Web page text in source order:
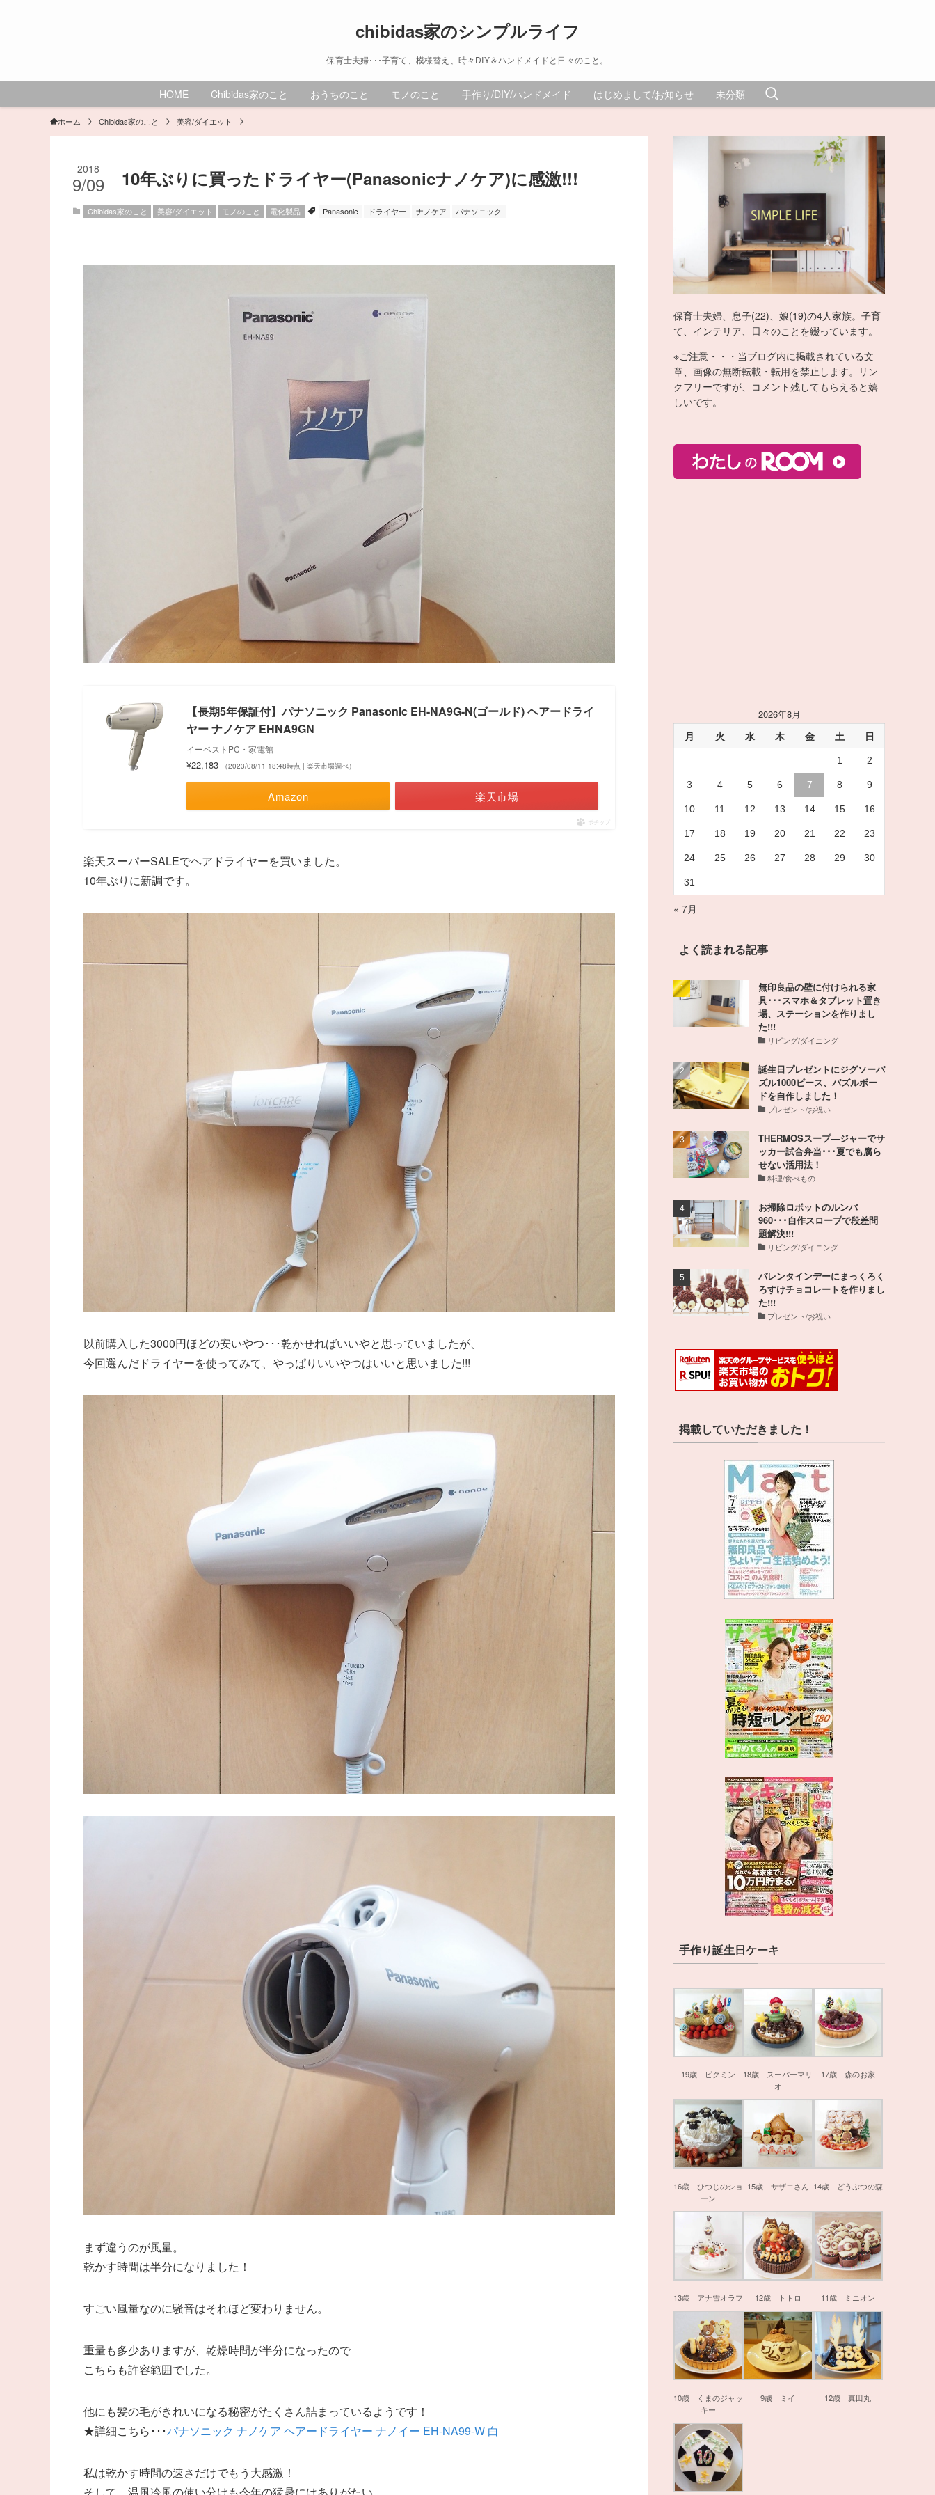
chibidas家のシンプルライフ
保育士夫婦･･･子育て、模様替え、時々DIY＆ハンドメイドと日々のこと。
HOME Chibidas家のこと おうちのこと モノのこと 手作り/DIY/ハンドメイド はじめまして/お知らせ 未分類
ホーム Chibidas家のこと 美容/ダイエット
10年ぶりに買ったドライヤー(Panasonicナノケア)に感激!!!
2018
9/09
Chibidas家のこと 美容/ダイエット モノのこと 電化製品 Panasonic ドライヤー ナノケア パナソニック
【長期5年保証付】パナソニック Panasonic EH-NA9G-N(ゴールド) ヘアードライ
ヤー ナノケア EHNA9GN
イーベストPC・家電館
¥22,183 （2023/08/11 18:48時点 | 楽天市場調べ）
Amazon 楽天市場
ポチップ
楽天スーパーSALEでヘアドライヤーを買いました。
10年ぶりに新調です。
以前購入した3000円ほどの安いやつ･･･乾かせればいいやと思っていましたが、
今回選んだドライヤーを使ってみて、やっぱりいいやつはいいと思いました!!!
まず違うのが風量。
乾かす時間は半分になりました！
すごい風量なのに騒音はそれほど変わりません。
重量も多少ありますが、乾燥時間が半分になったので
こちらも許容範囲でした。
他にも髪の毛がきれいになる秘密がたくさん詰まっているようです！
★詳細こちら･･･パナソニック ナノケア ヘアードライヤー ナノイー EH-NA99-W 白
私は乾かす時間の速さだけでもう大感激！
そして、温風冷風の使い分けも今年の猛暑にはありがたい。
保育士夫婦、息子(22)、娘(19)の4人家族。子育
て、インテリア、日々のことを綴っています。
※ご注意・・・当ブログ内に掲載されている文
章、画像の無断転載・転用を禁止します。リン
クフリーですが、コメント残してもらえると嬉
しいです。
2026年8月
月 火 水 木 金 土 日
1 2
3 4 5 6 7 8 9
10 11 12 13 14 15 16
17 18 19 20 21 22 23
24 25 26 27 28 29 30
31
« 7月
よく読まれる記事
無印良品の壁に付けられる家
具･･･スマホ＆タブレット置き
場、ステーションを作りまし
た!!!
リビング/ダイニング
誕生日プレゼントにジグソーパ
ズル1000ピース、パズルボー
ドを自作しました！
プレゼント/お祝い
THERMOSスープ―ジャーでサ
ッカー試合弁当･･･夏でも腐ら
せない活用法！
料理/食べもの
お掃除ロボットのルンバ
960･･･自作スロープで段差問
題解決!!!
リビング/ダイニング
バレンタインデーにまっくろく
ろすけチョコレートを作りまし
た!!!
プレゼント/お祝い
掲載していただきました！
手作り誕生日ケーキ
19歳 ピクミン
18歳 スーパーマリ
オ
17歳 森のお家
16歳 ひつじのショ
ーン
15歳 サザエさん 14歳 どうぶつの森
13歳 アナ雪オラフ 12歳 トトロ 11歳 ミニオン
10歳 くまのジャッ
キー
9歳 ミイ 12歳 真田丸